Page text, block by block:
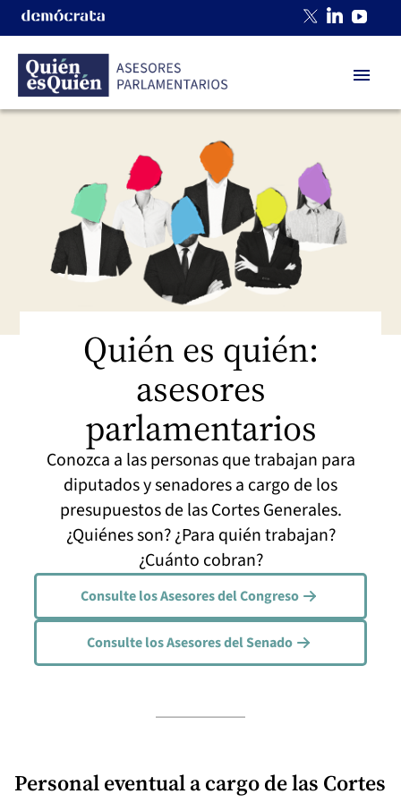
X Pinterest
Quién es quién:
asesores
parlamentarios
Conozca a las personas que trabajan para
diputados y senadores a cargo de los
presupuestos de las Cortes Generales.
¿Quiénes son? ¿Para quién trabajan?
¿Cuánto cobran?
Consulte los Asesores del Congreso
Consulte los Asesores del Senado
Personal eventual a cargo de las Cortes